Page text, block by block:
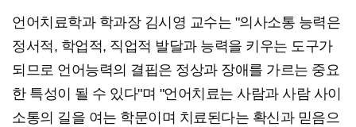
언어치료학과 학과장 김시영 교수는 "의사소통 능력은
정서적, 학업적, 직업적 발달과 능력을 키우는 도구가
되므로 언어능력의 결핍은 정상과 장애를 가르는 중요
한 특성이 될 수 있다"며 "언어치료는 사람과 사람 사이
소통의 길을 여는 학문이며 치료된다는 확신과 믿음으